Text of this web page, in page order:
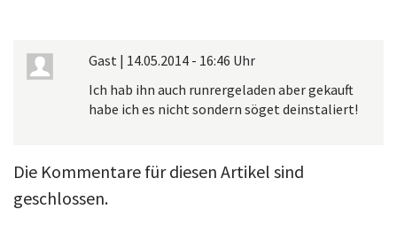
Gast | 14.05.2014 - 16:46 Uhr
Ich hab ihn auch runrergeladen aber gekauft
habe ich es nicht sondern söget deinstaliert!
Die Kommentare für diesen Artikel sind
geschlossen.